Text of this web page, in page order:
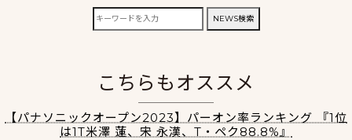
検
索:
NEWS検索
こちらもオススメ
【パナソニックオープン2023】パーオン率ランキング 『1位
は1T米澤 蓮、宋 永漢、T・ペク88.8%』